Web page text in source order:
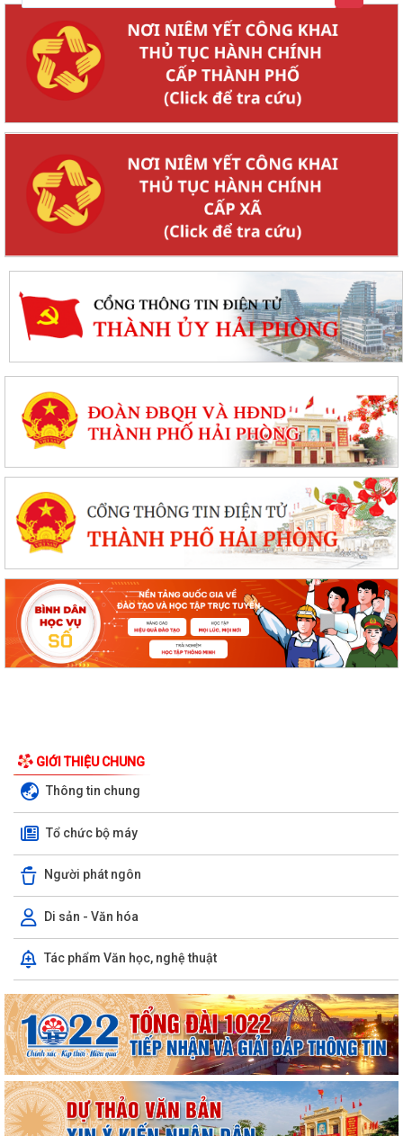
GIỚI THIỆU CHUNG
Thông tin chung
Tổ chức bộ máy
Người phát ngôn
Di sản - Văn hóa
Tác phẩm Văn học, nghệ thuật